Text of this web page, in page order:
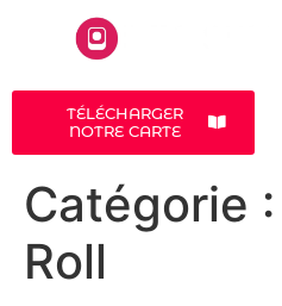
TÉLÉCHARGER
NOTRE CARTE
Catégorie :
Roll